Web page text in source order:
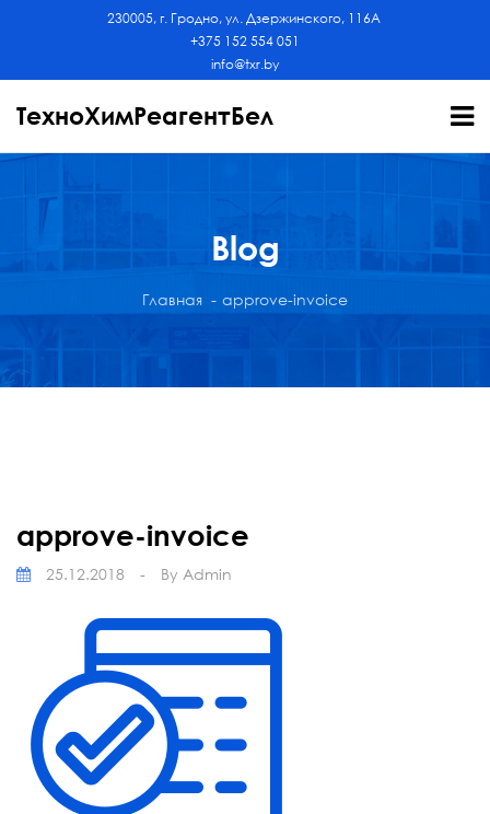
230005, г. Гродно, ул. Дзержинского, 116А
+375 152 554 051
info@txr.by
ТехноХимРеагентБел
Blog
Главная approve-invoice
approve-invoice
25.12.2018 - By Admin